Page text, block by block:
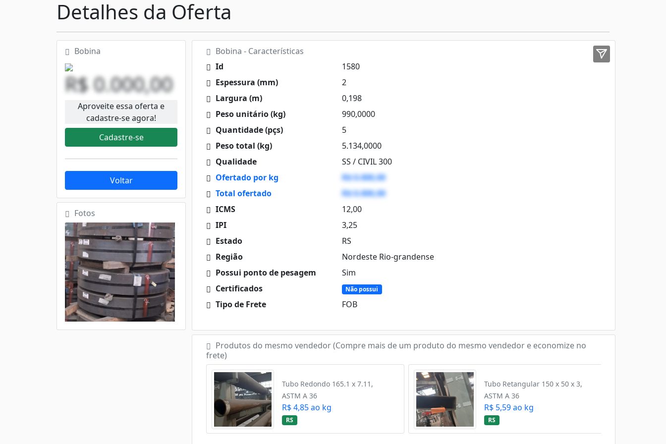
Detalhes da Oferta
Bobina
R$ 0.000,00
Aproveite essa oferta e
cadastre-se agora!
Cadastre-se
Voltar
Fotos
Bobina - Características
Id
1580
Espessura (mm)
2
Largura (m)
0,198
Peso unitário (kg)
990,0000
Quantidade (pçs)
5
Peso total (kg)
5.134,0000
Qualidade
SS / CIVIL 300
Ofertado por kg
R$ 0.000,00
Total ofertado
R$ 0.000,00
ICMS
12,00
IPI
3,25
Estado
RS
Região
Nordeste Rio-grandense
Possui ponto de pesagem
Sim
Certificados
Não possui
Tipo de Frete FOB
Produtos do mesmo vendedor (Compre mais de um produto do mesmo vendedor e economize no
frete)
Tubo Redondo 165.1 x 7.11,
ASTM A 36
R$ 4,85 ao kg
RS
Tubo Retangular 150 x 50 x 3,
ASTM A 36
R$ 5,59 ao kg
RS